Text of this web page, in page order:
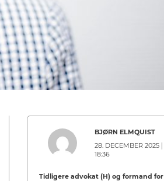
BJØRN ELMQUIST
28. DECEMBER 2025 |
18:36
Tidligere advokat (H) og formand for